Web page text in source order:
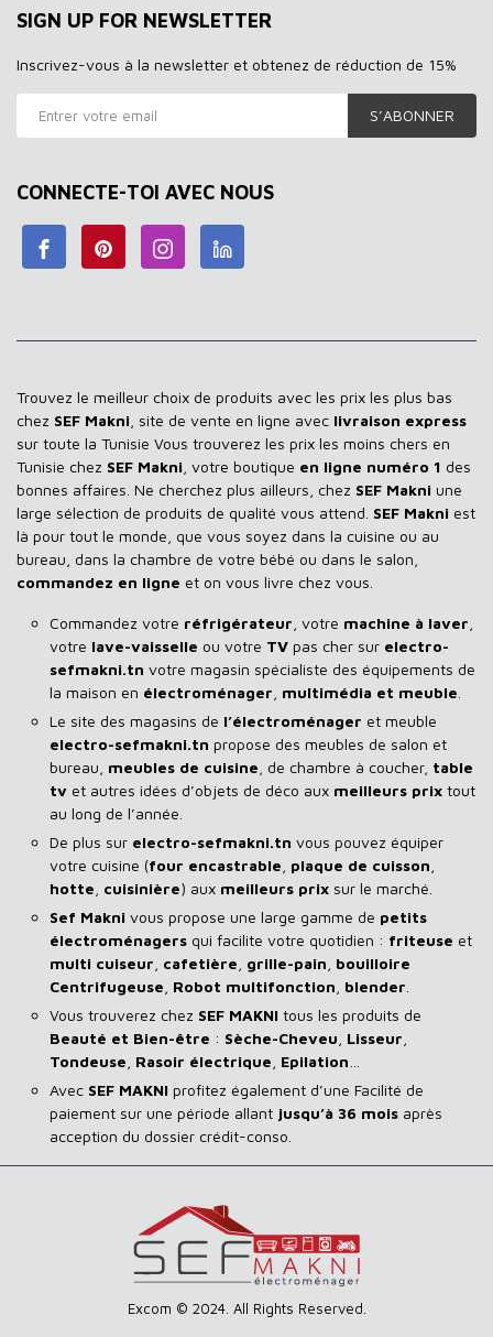
SIGN UP FOR NEWSLETTER
Inscrivez-vous à la newsletter et obtenez de réduction de 15%
S’ABONNER
CONNECTE-TOI AVEC NOUS
Trouvez le meilleur choix de produits avec les prix les plus bas
chez SEF Makni , site de vente en ligne avec livraison express
sur toute la Tunisie Vous trouverez les prix les moins chers en
Tunisie chez SEF Makni , votre boutique en ligne numéro 1 des
bonnes affaires. Ne cherchez plus ailleurs, chez SEF Makni une
large sélection de produits de qualité vous attend. SEF Makni est
là pour tout le monde, que vous soyez dans la cuisine ou au
bureau, dans la chambre de votre bébé ou dans le salon,
commandez en ligne et on vous livre chez vous.
Commandez votre réfrigérateur , votre machine à laver
votre lave-vaisselle ou votre TV pas cher sur electro-
sefmakni.tn votre magasin spécialiste des équipements de
la maison en électroménager multimédia et meuble
Le site des magasins de l’électroménager et meuble
electro-sefmakni.tn propose des meubles de salon et
bureau, meubles de cuisine , de chambre à coucher, table
tv et autres idées d’objets de déco aux meilleurs prix tout
au long de l’année.
De plus sur electro-sefmakni.tn vous pouvez équiper
votre cuisine (four encastrable plaque de cuisson
hotte cuisinière) aux meilleurs prix sur le marché.
Sef Makni vous propose une large gamme de petits
électroménagers qui facilite votre quotidien : friteuse et
multi cuiseur cafetière grille-pain bouilloire
Centrifugeuse Robot multifonction blender
Vous trouverez chez SEF MAKNI tous les produits de
Beauté et Bien-être : Sèche-Cheveu Lisseur
Tondeuse Rasoir électrique Epilation
Avec SEF MAKNI profitez également d’une Facilité de
paiement sur une période allant jusqu’à 36 mois après
acception du dossier crédit-conso.
Excom © 2024. All Rights Reserved.